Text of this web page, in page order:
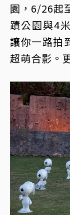
園，6/26起
蹟公園與4
讓你一路拍
超萌合影。